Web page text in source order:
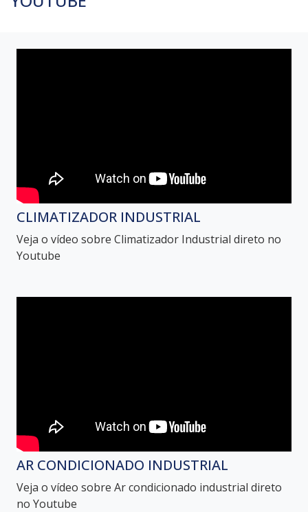
CLIMATIZADOR INDUSTRIAL
Veja o vídeo sobre Climatizador Industrial direto no
Youtube
AR CONDICIONADO INDUSTRIAL
Veja o vídeo sobre Ar condicionado industrial direto
no Youtube